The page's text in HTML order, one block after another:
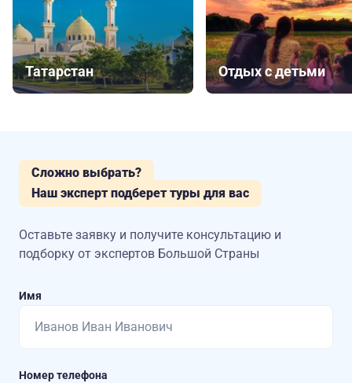
Татарстан Отдых с детьми
Сложно выбрать?
Наш эксперт подберет туры для вас
Оставьте заявку и получите консультацию и
подборку от экспертов Большой Страны
Имя
Номер телефона